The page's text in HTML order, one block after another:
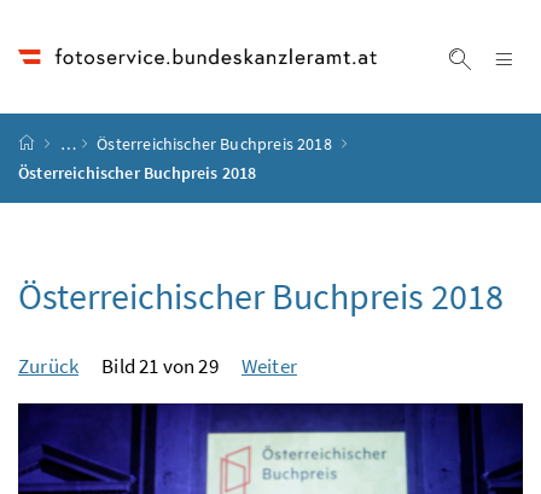
Startseite
…
Österreichischer Buchpreis 2018
Österreichischer Buchpreis 2018
Österreichischer Buchpreis 2018
Zurück Bild 21 von 29 Weiter